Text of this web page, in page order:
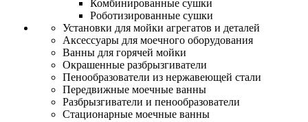
Комбинированные сушки
Роботизированные сушки
Установки для мойки агрегатов и деталей
Аксессуары для моечного оборудования
Ванны для горячей мойки
Окрашенные разбрызгиватели
Пенообразователи из нержавеющей стали
Передвижные моечные ванны
Разбрызгиватели и пенообразователи
Стационарные моечные ванны